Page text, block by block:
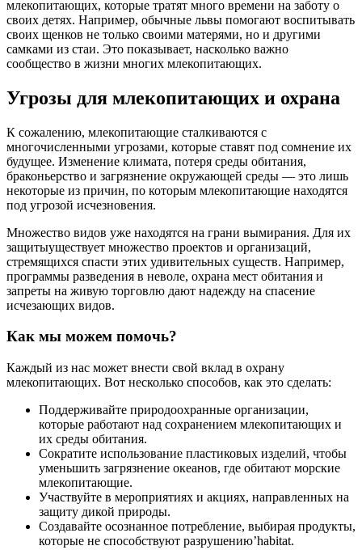
млекопитающих, которые тратят много времени на заботу о
своих детях. Например, обычные львы помогают воспитывать
своих щенков не только своими матерями, но и другими
самками из стаи. Это показывает, насколько важно
сообщество в жизни многих млекопитающих.
Угрозы для млекопитающих и охрана
К сожалению, млекопитающие сталкиваются с
многочисленными угрозами, которые ставят под сомнение их
будущее. Изменение климата, потеря среды обитания,
браконьерство и загрязнение окружающей среды — это лишь
некоторые из причин, по которым млекопитающие находятся
под угрозой исчезновения.
Множество видов уже находятся на грани вымирания. Для их
защитыуществует множество проектов и организаций,
стремящихся спасти этих удивительных существ. Например,
программы разведения в неволе, охрана мест обитания и
запреты на живую торговлю дают надежду на спасение
исчезающих видов.
Как мы можем помочь?
Каждый из нас может внести свой вклад в охрану
млекопитающих. Вот несколько способов, как это сделать:
Поддерживайте природоохранные организации,
которые работают над сохранением млекопитающих и
их среды обитания.
Сократите использование пластиковых изделий, чтобы
уменьшить загрязнение океанов, где обитают морские
млекопитающие.
Участвуйте в мероприятиях и акциях, направленных на
защиту дикой природы.
Создавайте осознанное потребление, выбирая продукты,
которые не способствуют разрушению’habitat.